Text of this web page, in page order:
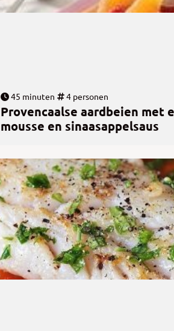
45 minuten 4 personen
Provencaalse aardbeien met
mousse en sinaasappelsaus